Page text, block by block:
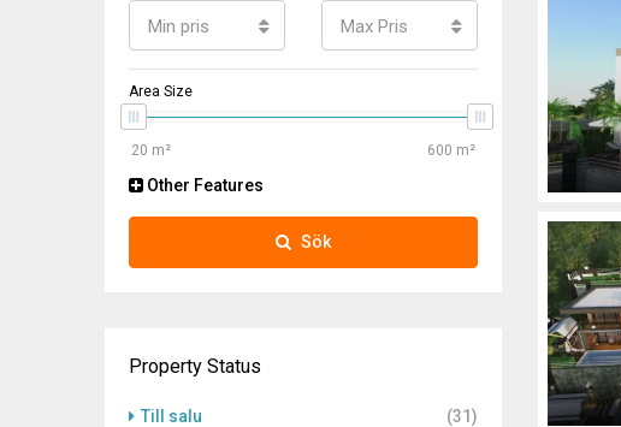
Min pris Max Pris
Area Size
Other Features
Sök
Property Status
Till salu (31)